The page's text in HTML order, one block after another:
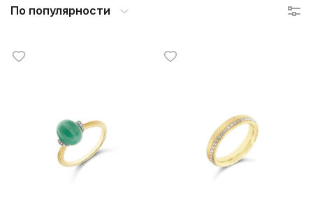
По популярности